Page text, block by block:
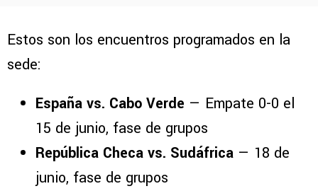
Estos son los encuentros programados en la
sede:
España vs. Cabo Verde — Empate 0-0 el
15 de junio, fase de grupos
República Checa vs. Sudáfrica — 18 de
junio, fase de grupos